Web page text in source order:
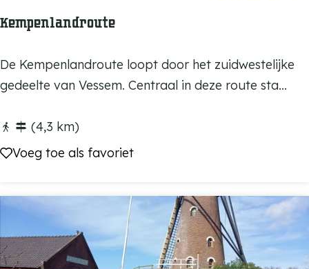
K
r
i
A
v
n
u
r
Kempenlandroute
K
e
p
e
a
d
De Kempenlandroute loopt door het zuidwestelijke
gedeelte van Vessem. Centraal in deze route sta...
(4,3 km)
Voeg toe als favoriet
Voeg toe als favoriet